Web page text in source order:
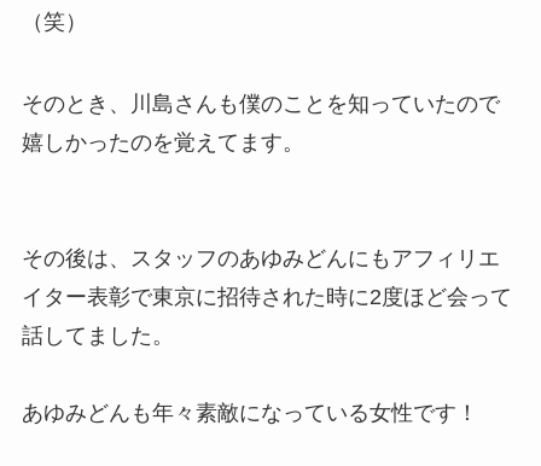
（笑）
そのとき、川島さんも僕のことを知っていたので
嬉しかったのを覚えてます。
その後は、スタッフのあゆみどんにもアフィリエ
イター表彰で東京に招待された時に2度ほど会って
話してました。
あゆみどんも年々素敵になっている女性です！